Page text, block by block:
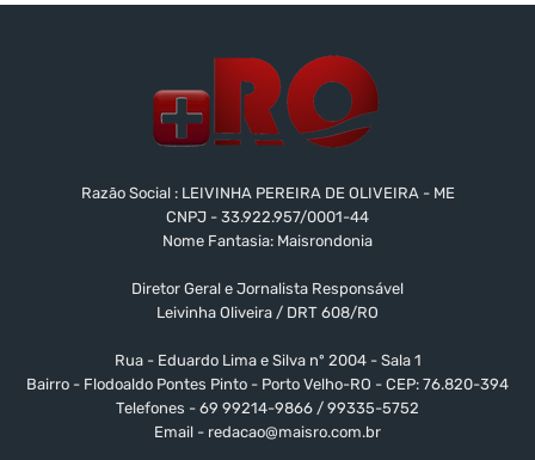
Razão Social : LEIVINHA PEREIRA DE OLIVEIRA - ME
CNPJ - 33.922.957/0001-44
Nome Fantasia: Maisrondonia
Diretor Geral e Jornalista Responsável
Leivinha Oliveira / DRT 608/RO
Rua - Eduardo Lima e Silva nº 2004 - Sala 1
Bairro - Flodoaldo Pontes Pinto - Porto Velho-RO - CEP: 76.820-394
Telefones - 69 99214-9866 / 99335-5752
Email - redacao@maisro.com.br